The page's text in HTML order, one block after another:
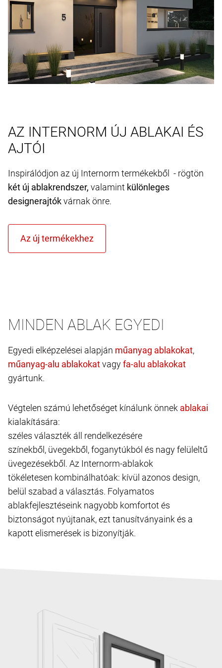
AZ INTERNORM ÚJ ABLAKAI ÉS
AJTÓI
Inspirálódjon az új Internorm termékekből - rögtön
két új ablakrendszer, valamint különleges
designerajtókvárnak önre.
MINDEN ABLAK EGYEDI
Egyedi elképzelései alapján
,
vagy
gyártunk.
Végtelen számú lehetőséget kínálunk önnek
kialakítására:
széles választék áll rendelkezésére
színekből, üvegekből, foganytúkból és nagy felüleltű
üvegezésekből. Az Internorm-ablakok
tökéletesen kombinálhatóak: kívül azonos design,
belül szabad a választás. Folyamatos
ablakfejlesztéseink nagyobb komfortot és
biztonságot nyújtanak, ezt tanusítványaink és a
kapott elismerések is bizonyítják.